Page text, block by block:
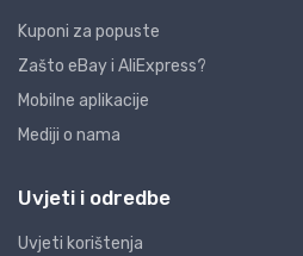
Kuponi za popuste
Zašto eBay i AliExpress?
Mobilne aplikacije
Mediji o nama
Uvjeti i odredbe
Uvjeti korištenja